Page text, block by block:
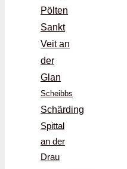
Pölten
Sankt
Veit an
der
Glan
Scheibbs
Schärding
Spittal
an der
Drau